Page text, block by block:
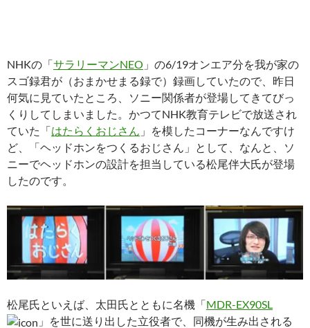
NHKの「サラリーマンNEO 」の6/19オンエア分を我が家の
スゴ録君が（おまかせまる録で）録画していたので、昨日
何気に見ていたところ、ソニー関係者が登場してきてびっ
くりしてしまいました。かつてNHK教育テレビで放送され
ていた「はたらくおじさん 」を模したコーナーなんですけ
ど、「ヘッドホンをつくるおじさん」として、なんと、ソ
ニーでヘッドホンの設計を担当している松尾伴大氏が登場
したのです。
松尾氏といえば、太田氏とともに名機「MDR-EX90SL
」を世に送り出した立役者で、同機が生み出される